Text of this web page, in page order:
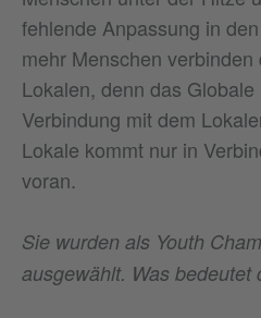
fehlende Anpassung in
mehr Menschen
Lokalen, denn das
Verbindung mit dem
Lokale kommt nur in
voran.
Sie wurden als Youth
ausgewählt. Was bedeutet